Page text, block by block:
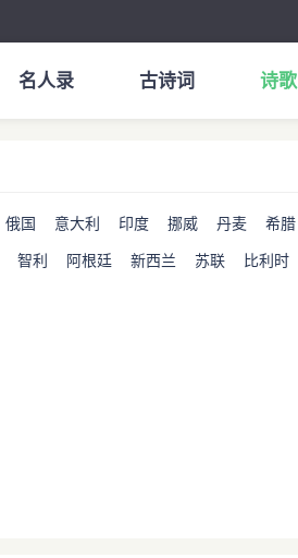
名人录 古诗词 诗歌
俄国 意大利 印度 挪威 丹麦 希腊
智利 阿根廷 新西兰 苏联 比利时